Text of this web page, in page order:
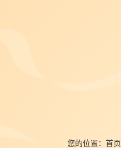
您的位置： 首页